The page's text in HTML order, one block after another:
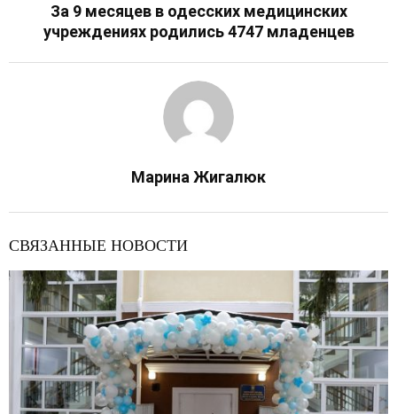
За 9 месяцев в одесских медицинских
учреждениях родились 4747 младенцев
Марина Жигалюк
СВЯЗАННЫЕ НОВОСТИ